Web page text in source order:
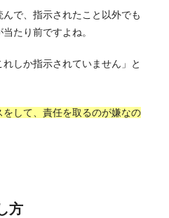
で、指示されたこと以外でも
たり前ですよね。
しか指示されていません」と
して、責任を取るのが嫌なの
方